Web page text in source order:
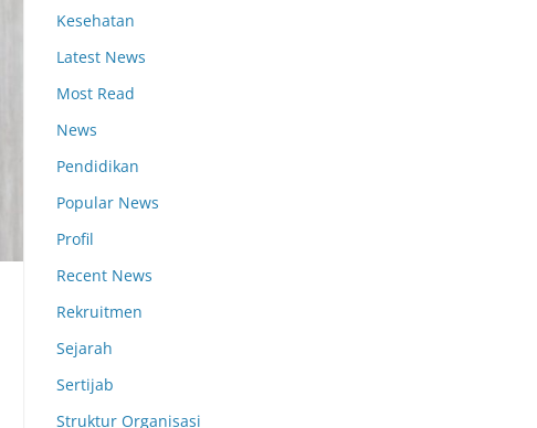
Kesehatan
Latest News
Most Read
News
Pendidikan
Popular News
Profil
Recent News
Rekruitmen
Sejarah
Sertijab
Struktur Organisasi